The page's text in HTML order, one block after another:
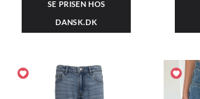
SE PRISEN HOS
DANSK.DK